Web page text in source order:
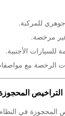
للمركبة.
مرخصة.
للسيارات الأجنبية.
الرخصة مع
التراخيص
المحجوزة في النظام